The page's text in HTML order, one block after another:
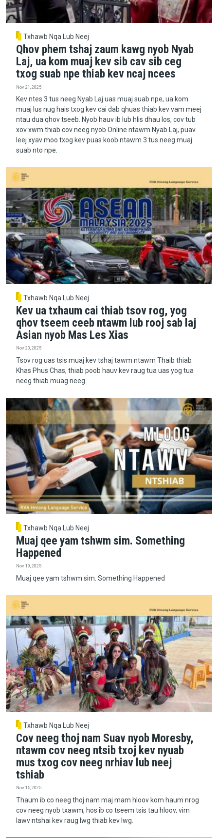
Txhawb Nqa Lub Neej
Qhov phem tshaj zaum kawg nyob Nyab
Laj, ua kom muaj kev sib cav sib ceg
txog suab npe thiab kev ncaj ncees
Nov 21, 2025
Kev ntes 3 tus neeg Nyab Laj uas muaj suab npe, ua kom
muaj lus nug hais txog kev cai dab qhuas thiab kev vam meej
ntau dua qhov tseeb. Nyob hauv ib lub hlis dhau los, cov tub
xov xwm thiab cov neeg nyob Online ntawm Nyab Laj, puav
leej xyav moo txog kev puas koob ntawm 3 tus neeg muaj
suab nto npe.
Txhawb Nqa Lub Neej
Kev ua txhaum cai thiab tsov rog, yog
qhov tseem ceeb ntawm lub rooj sab laj
Asian nyob Mas Les Xias
Nov 20, 2025
Tsov rog uas tsis muaj kev tshaj tawm ntawm Thaib thiab
Khas Phus Chas, thiab poob hauv kev raug tua uas yog tua
neeg thiab muag neeg.
Txhawb Nqa Lub Neej
Muaj qee yam tshwm sim. Something
Happened
Nov 19, 2025
Muaj qee yam tshwm sim. Something Happened
Txhawb Nqa Lub Neej
Cov neeg thoj nam Suav nyob Moresby,
ntawm cov neeg ntsib txoj kev nyuab
mus txog cov neeg nrhiav lub neej
tshiab
Nov 15, 2025
Thaum ib co neeg thoj nam maj mam hloov kom haum nrog
cov neeg nyob txawm, hos ib co tseem tsis tau hloov, vim
lawv ntshai kev raug lwg thiab kev lwg.